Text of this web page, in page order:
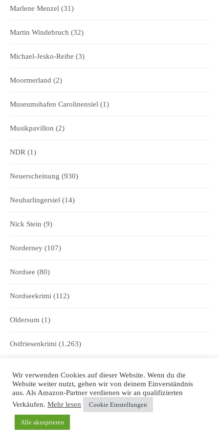
Marlene Menzel (31)
Martin Windebruch (32)
Michael-Jesko-Reihe (3)
Moormerland (2)
Museumshafen Carolinensiel (1)
Musikpavillon (2)
NDR (1)
Neuerscheinung (930)
Neuharlingersiel (14)
Nick Stein (9)
Norderney (107)
Nordsee (80)
Nordseekrimi (112)
Oldersum (1)
Ostfriesenkrimi (1.263)
Ostfriesische Inseln(752)
Ostfriesische Namen
Wir verwenden Cookies auf dieser Website. Wenn du die
Website weiter nutzt, gehen wir von deinem Einverständnis
aus. Als Amazon-Partner verdienen wir an qualifizierten
Verkäufen. Mehr lesen Cookie Einstellungen
Alle akzeptieren